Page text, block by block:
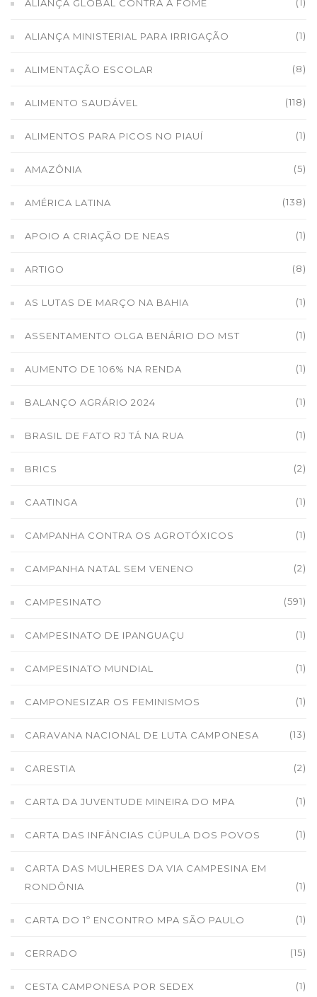
ALIANÇA GLOBAL CONTRA A FOME
ALIANÇA MINISTERIAL PARA IRRIGAÇÃO (1)
ALIMENTAÇÃO ESCOLAR (8)
ALIMENTO SAUDÁVEL (118)
ALIMENTOS PARA PICOS NO PIAUÍ (1)
AMAZÔNIA (5)
AMÉRICA LATINA (138)
APOIO A CRIAÇÃO DE NEAS (1)
ARTIGO (8)
AS LUTAS DE MARÇO NA BAHIA (1)
ASSENTAMENTO OLGA BENÁRIO DO MST (1)
AUMENTO DE 106% NA RENDA (1)
BALANÇO AGRÁRIO 2024 (1)
BRASIL DE FATO RJ TÁ NA RUA (1)
BRICS (2)
CAATINGA (1)
CAMPANHA CONTRA OS AGROTÓXICOS (1)
CAMPANHA NATAL SEM VENENO (2)
CAMPESINATO (591)
CAMPESINATO DE IPANGUAÇU (1)
CAMPESINATO MUNDIAL (1)
CAMPONESIZAR OS FEMINISMOS (1)
CARAVANA NACIONAL DE LUTA CAMPONESA (13)
CARESTIA (2)
CARTA DA JUVENTUDE MINEIRA DO MPA (1)
CARTA DAS INFÂNCIAS CÚPULA DOS POVOS (1)
CARTA DAS MULHERES DA VIA CAMPESINA EM
RONDÔNIA
(1)
CARTA DO 1º ENCONTRO MPA SÃO PAULO (1)
CERRADO (15)
CESTA CAMPONESA POR SEDEX (1)